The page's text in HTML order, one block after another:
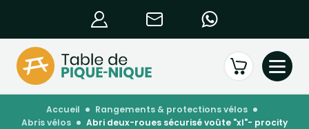
accueil
rangements & protections vélos
abris vélos
abri deux-roues sécurisé voûte "xl"- procity